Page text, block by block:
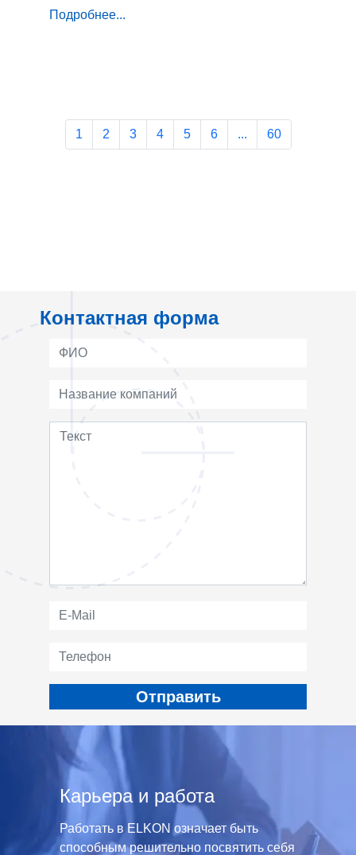
Подробнее...
1 2 3 4 5 6 ... 60
Контактная форма
Карьера и работа
Работать в ELKON означает быть
способным решительно посвятить себя